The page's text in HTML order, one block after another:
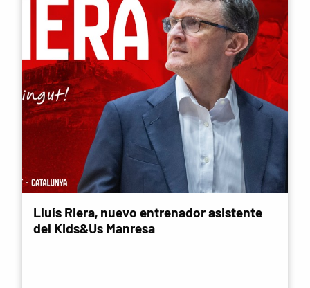
Lluís Riera, nuevo entrenador asistente
del Kids&Us Manresa